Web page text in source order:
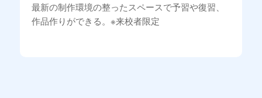
最新の制作環境の整ったスペースで予習や復習、
作品作りができる。※来校者限定